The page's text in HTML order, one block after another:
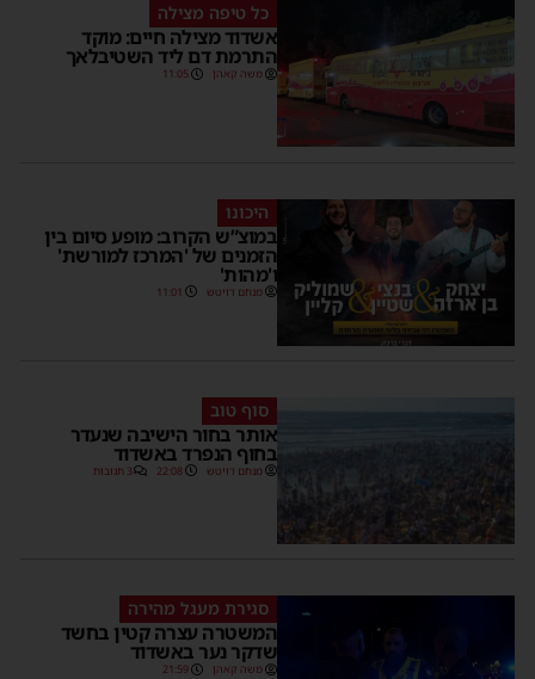
כל טיפה מצילה
אשדוד מצילה חיים: מוקד
התרמת דם ליד השטיבלאך
משה קאהן 11:05
היכונו
במוצ”ש הקרוב: מופע סיום בין
הזמנים של 'המרכז למורשת'
ו'מהות'
מנחם דויטש 11:01
סוף טוב
אותר בחור הישיבה שנעדר
בחוף הנפרד באשדוד
מנחם דויטש 22:08 3 תגובות
סגירת מעגל מהירה
המשטרה עצרה קטין בחשד
שדקר נער באשדוד
משה קאהן 21:59